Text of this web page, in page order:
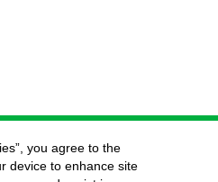
you agree to the
device to enhance site